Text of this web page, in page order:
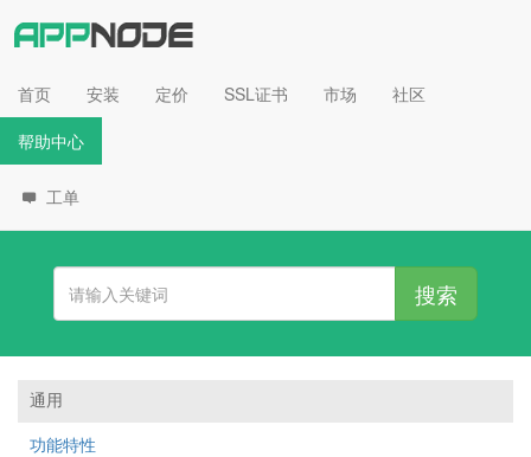
首页 安装 定价 SSL证书 市场
社区
帮助中心
工单
搜索
通用
功能特性